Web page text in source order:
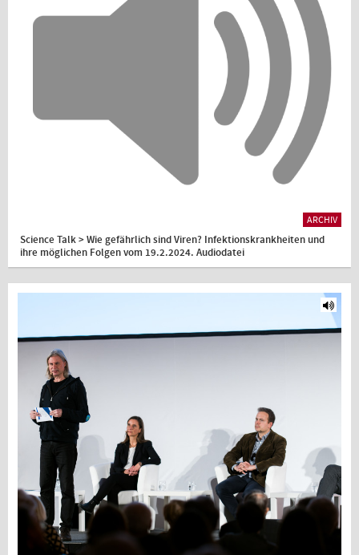
ARCHIV
Science Talk > Wie gefährlich sind Viren? Infektionskrankheiten und
ihre möglichen Folgen vom 19.2.2024. Audiodatei